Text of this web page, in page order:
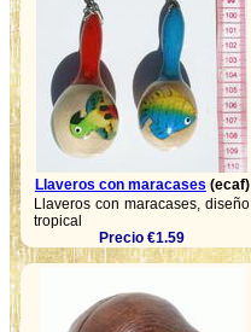
Llaveros con maracases (ecaf)
Llaveros con maracases, diseño
tropical
Precio €1.59